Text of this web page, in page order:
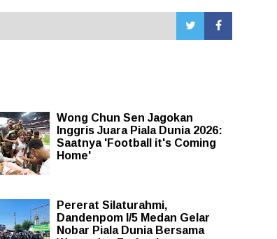
Wong Chun Sen Jagokan
Inggris Juara Piala Dunia 2026:
Saatnya 'Football it's Coming
Home'
Pererat Silaturahmi,
Dandenpom I/5 Medan Gelar
Nobar Piala Dunia Bersama